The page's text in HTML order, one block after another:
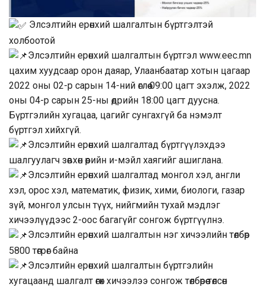
Элсэлтийн ерөнхий шалгалтын бүртгэлтэй
холбоотой
Элсэлтийн ерөнхий шалгалтын бүртгэл www.eec.mn
цахим хуудсаар орон даяар, Улаанбаатар хотын цагаар
2022 оны 02-р сарын 14-ний өглөө 09:00 цагт эхэлж, 2022
оны 04-р сарын 25-ны өдрийн 18:00 цагт дуусна.
Бүртгэлийн хугацаа, цагийг сунгахгүй ба нэмэлт
бүртгэл хийхгүй.
Элсэлтийн ерөнхий шалгалтад бүртгүүлэхдээ
шалгуулагч зөвхөн өөрийн и-мэйл хаягийг ашиглана.
Элсэлтийн ерөнхий шалгалтад монгол хэл, англи
хэл, орос хэл, математик, физик, хими, биологи, газар
зүй, монгол улсын түүх, нийгмийн тухай мэдлэг
хичээлүүдээс 2-оос багагүйг сонгож бүртгүүлнэ.
Элсэлтийн ерөнхий шалгалтын нэг хичээлийн төлбөр
5800 төгрөг байна
Элсэлтийн ерөнхий шалгалтын бүртгэлийн
хугацаанд шалгалт өгөх хичээлээ сонгож төлбөрөө төлсөн